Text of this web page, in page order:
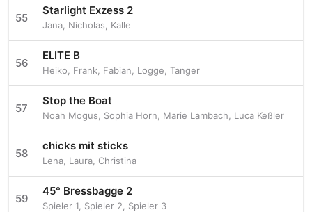
55
Starlight Exzess 2
Jana Nicholas Kalle
56
ELITE B
Heiko Frank Fabian Logge Tanger
57
Stop the Boat
Noah Mogus Sophia Horn Marie Lambach Luca Keßler
58
chicks mit sticks
Lena Laura Christina
59
45° Bressbagge 2
Spieler 1 Spieler 2 Spieler 3